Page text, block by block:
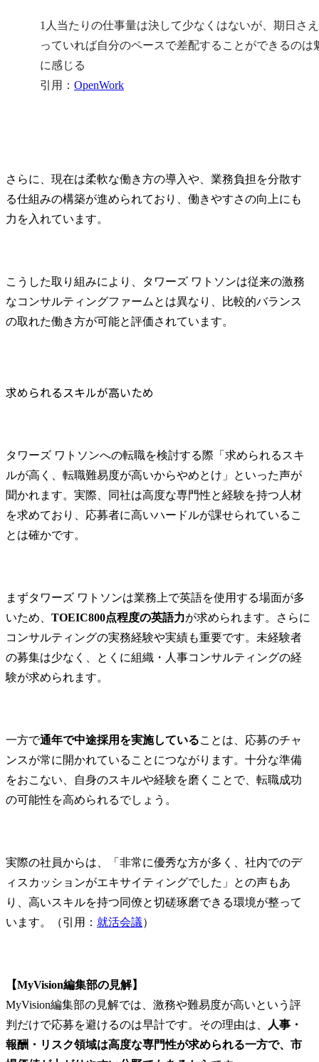
1人当たりの仕事量は決して少なくはないが、期日さ
っていれば自分のペースで差配することができるのは
に感じる
引用： OpenWork
さらに、現在は柔軟な働き方の導入や、業務負担を分散す
る仕組みの構築が進められており、働きやすさの向上にも
力を入れています。
こうした取り組みにより、タワーズ ワトソンは従来の激務
なコンサルティングファームとは異なり、比較的バランス
の取れた働き方が可能と評価されています。
求められるスキルが高いため
タワーズ ワトソンへの転職を検討する際「求められるスキ
ルが高く、転職難易度が高いからやめとけ」といった声が
聞かれます。​実際、同社は高度な専門性と経験を持つ人材
を求めており、応募者に高いハードルが課せられているこ
とは確かです。​
まずタワーズ ワトソンは業務上で英語を使用する場面が多
いため、 TOEIC800点程度の英語力が求められます。さらに
コンサルティングの実務経験や実績も重要です。​未経験者
の募集は少なく、とくに組織・人事コンサルティングの経
験が求められます。
一方で通年で中途採用を実施していることは、応募のチャ
ンスが常に開かれていることにつながります。十分な準備
をおこない、自身のスキルや経験を磨くことで、転職成功
の可能性を高められるでしょう。
実際の社員からは、「非常に優秀な方が多く、社内でのデ
ィスカッションがエキサイティングでした」との声もあ
り、高いスキルを持つ同僚と切磋琢磨できる環境が整って
います。（引用： 就活会議）
【MyVision編集部の見解】
MyVision編集部の見解では、激務や難易度が高いという評
判だけで応募を避けるのは早計です。その理由は、
人事・
報酬・リスク領域は高度な専門性が求められる一方で、市